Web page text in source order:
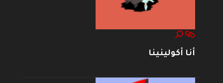
أنا أكولينينا